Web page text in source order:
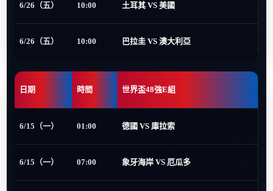
6/26（五） 10:00 土耳其 VS 美國
6/26（五） 10:00 巴拉圭 VS 澳大利亞
日期 時間 世界盃48強E組
6/15（一） 01:00 德國 VS 庫拉索
6/15（一） 07:00 象牙海岸 VS 厄瓜多